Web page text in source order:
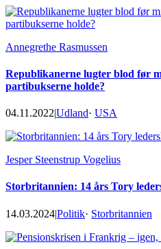
Annegrethe Rasmussen
Republikanerne lugter blod før
partibukserne holde?
04.11.2022|Udland· USA
Jesper Steenstrup Vogelius
Storbritannien: 14 års Tory
14.03.2024|Politik· Storbritannien